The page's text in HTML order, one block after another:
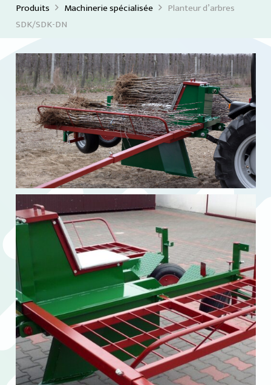
Produits Machinerie spécialisée
Planteur d’arbres
SDK/SDK-DN